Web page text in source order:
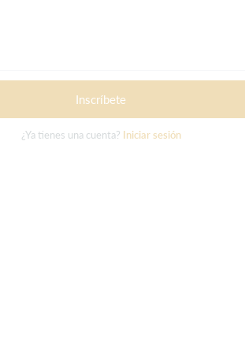
Inscríbete
¿Ya tienes una cuenta? Iniciar sesión